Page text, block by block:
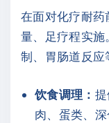
在面对化疗耐药
量、足疗程实施
制、胃肠道反应
饮食调理：
肉、蛋类、